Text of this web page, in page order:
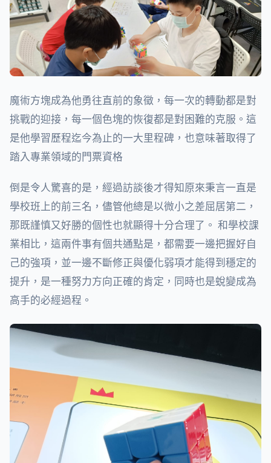
魔術方塊成為他勇往直前的象徵，每一次的轉動都是對
挑戰的迎接，每一個色塊的恢復都是對困難的克服。這
是他學習歷程迄今為止的一大里程碑，也意味著取得了
踏入專業領域的門票資格
倒是令人驚喜的是，經過訪談後才得知原來秉言一直是
學校班上的前三名，儘管他總是以微小之差屈居第二，
那既謹慎又好勝的個性也就顯得十分合理了。 和學校課
業相比，這兩件事有個共通點是，都需要一邊把握好自
己的強項，並一邊不斷修正與優化弱項才能得到穩定的
提升，是一種努力方向正確的肯定，同時也是蛻變成為
高手的必經過程。